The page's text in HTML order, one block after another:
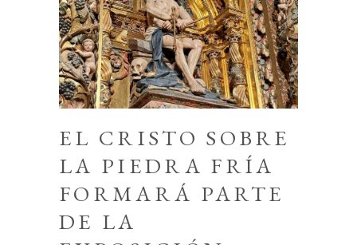
EL CRISTO SOBRE
LA PIEDRA FRÍA
FORMARÁ PARTE
DE LA